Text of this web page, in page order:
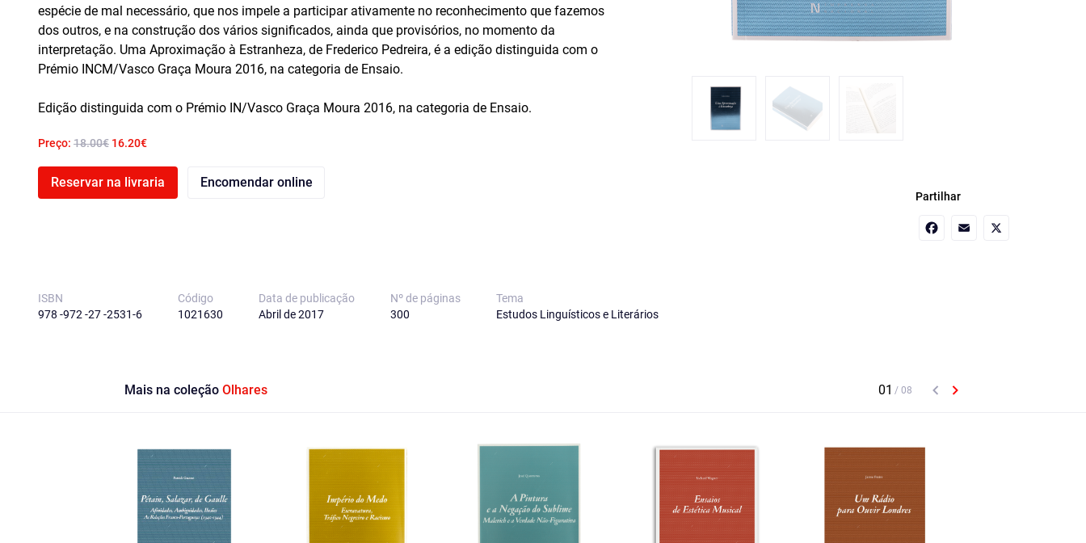
espécie de mal necessário, que nos impele a participar ativamente no reconhecimento que fazemos
dos outros, e na construção dos vários significados, ainda que provisórios, no momento da
interpretação. Uma Aproximação à Estranheza, de Frederico Pedreira, é a edição distinguida com o
Prémio INCM/Vasco Graça Moura 2016, na categoria de Ensaio.
Edição distinguida com o Prémio IN/Vasco Graça Moura 2016, na categoria de Ensaio.
Preço: 18.00€ 16.20€
Reservar na livraria Encomendar online
Partilhar
ISBN
978 -972 -27 -2531-6
Código
1021630
Data de publicação
Abril de 2017
Nº de páginas
300
Tema
Estudos Linguísticos e Literários
Mais na coleção Olhares